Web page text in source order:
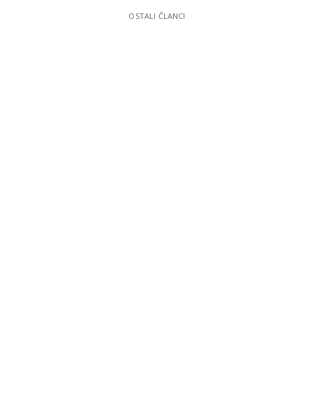
OSTALI ČLANCI